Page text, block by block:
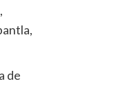
de